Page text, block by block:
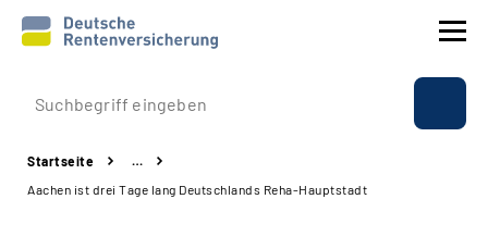
Prävention
Reha
Startseite
…
Aachen ist drei Tage lang Deutschlands Reha-Hauptstadt